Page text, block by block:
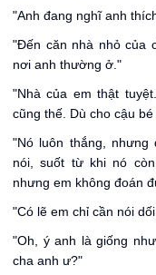
"Anh đang nghĩ anh
"Đến căn nhà nhỏ của
nơi anh thường ở."
"Nhà của em thật
cũng thế. Dù cho cậu
"Nó luôn thắng, nhưng
nói, suốt từ khi nó
nhưng em không đoán
"Có lẽ em chỉ cần nói
"Oh, ý anh là giống
cha anh ư?"